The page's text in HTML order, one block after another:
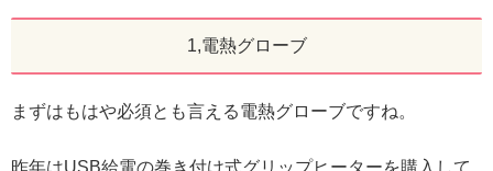
1,電熱グローブ
まずはもはや必須とも言える電熱グローブですね。
昨年はUSB給電の巻き付け式グリップヒーターを購入して